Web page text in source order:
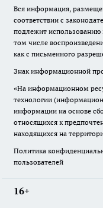
Вся информация,
соответствии с
подлежит
том числе
как с письменного
Знак информационной
«На информационном
технологии
информации на основе
относящихся к
находящихся на
Политика
пользователей
16+